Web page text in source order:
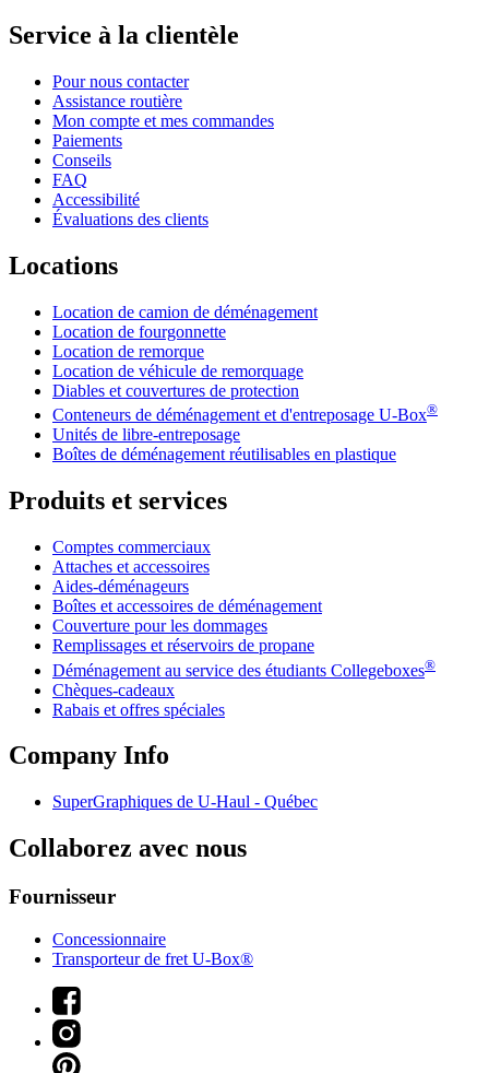
Service à la clientèle
Pour nous contacter
Assistance routière
Mon compte et mes commandes
Paiements
Conseils
FAQ
Accessibilité
Évaluations des clients
Locations
Location de camion de déménagement
Location de fourgonnette
Location de remorque
Location de véhicule de remorquage
Diables et couvertures de protection
Conteneurs de déménagement et d'entreposage U-Box®
Unités de libre-entreposage
Boîtes de déménagement réutilisables en plastique
Produits et services
Comptes commerciaux
Attaches et accessoires
Aides-déménageurs
Boîtes et accessoires de déménagement
Couverture pour les dommages
Remplissages et réservoirs de propane
Déménagement au service des étudiants Collegeboxes®
Chèques-cadeaux
Rabais et offres spéciales
Company Info
SuperGraphiques de U-Haul - Québec
Collaborez avec nous
Fournisseur
Concessionnaire
Transporteur de fret U-Box®